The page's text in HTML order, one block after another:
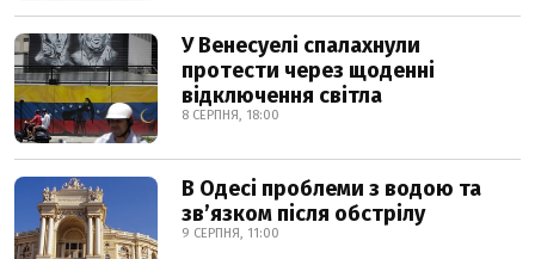
У Венесуелі спалахнули
протести через щоденні
відключення світла
8 СЕРПНЯ, 18:00
В Одесі проблеми з водою та
звʼязком після обстрілу
9 СЕРПНЯ, 11:00